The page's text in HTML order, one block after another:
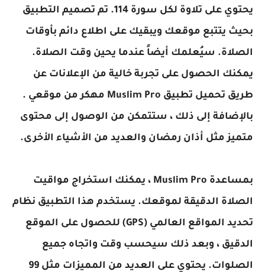
يحتوي على تلاوة لكل سورة 114. تم تصميم التطبيق
بحيث يتتبع موقعك ويبقيك على اطلاع دائم بأوقات
الصلاة. سيُعلمك أيضاً عندما يحين وقت الصلاة.
يمكنك الحصول على تجربة خالية من الإعلانات عن
طريق تحميل تطبيق Muslim Pro مهكر من موقعي .
بالإضافة إلى ذلك ، ستتمكن من الوصول إلى محتوى
متميز مثل أذان رمضان والعديد من الأشياء الأخرى.
بمساعدة Muslim Pro ، يمكنك استخراج مواقيت
الصلاة الدقيقة لموقعك. يستخدم هذا التطبيق نظام
تحديد المواقع العالمي (GPS) للحصول على الموقع
الدقيق ، وبعد ذلك سيحسب وقت واتجاه جميع
الصلوات. يحتوي على العديد من المميزات مثل 99